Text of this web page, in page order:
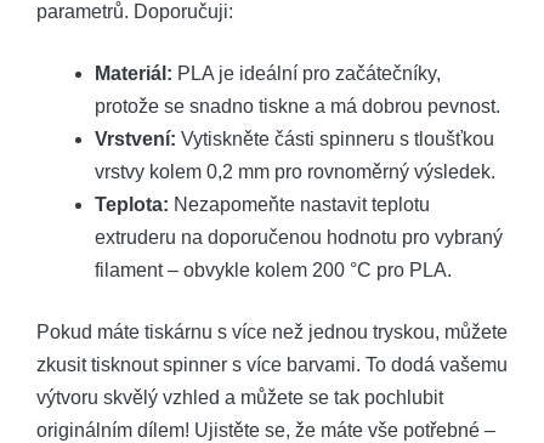
parametrů. Doporučuji:
Materiál: PLA je ideální pro začátečníky,
protože se snadno tiskne a má dobrou pevnost.
Vrstvení: Vytiskněte části spinneru s tloušťkou
vrstvy kolem 0,2 mm pro rovnoměrný výsledek.
Teplota: Nezapomeňte nastavit teplotu
extruderu na doporučenou hodnotu pro vybraný
filament – obvykle kolem 200 °C pro PLA.
Pokud máte tiskárnu s více než jednou tryskou, můžete
zkusit tisknout spinner s více barvami. To dodá vašemu
výtvoru skvělý vzhled a můžete se tak pochlubit
originálním dílem! Ujistěte se, že máte vše potřebné –